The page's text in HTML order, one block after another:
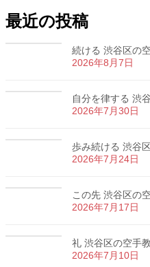
最近の投稿
続ける 渋谷区の
2026年8月7日
自分を律する 渋
2026年7月30日
歩み続ける 渋谷
2026年7月24日
この先 渋谷区の
2026年7月17日
礼 渋谷区の空手
2026年7月10日